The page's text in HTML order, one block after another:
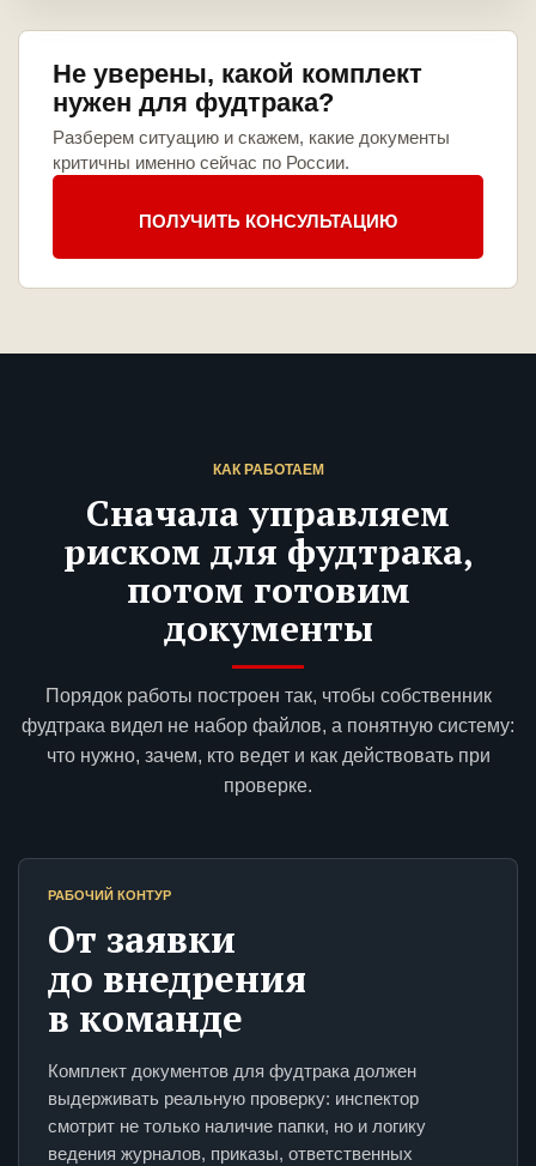
Не уверены, какой комплект
нужен для фудтрака?
Разберем ситуацию и скажем, какие документы
критичны именно сейчас по России.
ПОЛУЧИТЬ КОНСУЛЬТАЦИЮ
КАК РАБОТАЕМ
Сначала управляем
риском для фудтрака,
потом готовим
документы
Порядок работы построен так, чтобы собственник
фудтрака видел не набор файлов, а понятную систему:
что нужно, зачем, кто ведет и как действовать при
проверке.
РАБОЧИЙ КОНТУР
От заявки
до внедрения
в команде
Комплект документов для фудтрака должен
выдерживать реальную проверку: инспектор
смотрит не только наличие папки, но и логику
ведения журналов, приказы, ответственных